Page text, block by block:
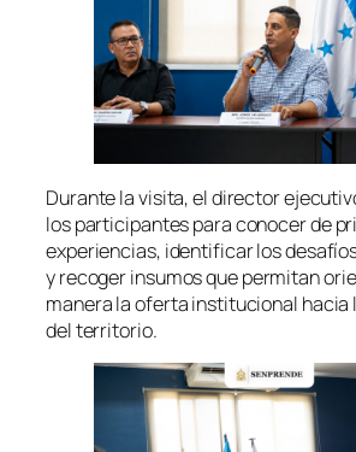
Durante la visita, el director
los participantes para conocer de
experiencias, identificar los
y recoger insumos que permitan
manera la oferta institucional hacia
del territorio.